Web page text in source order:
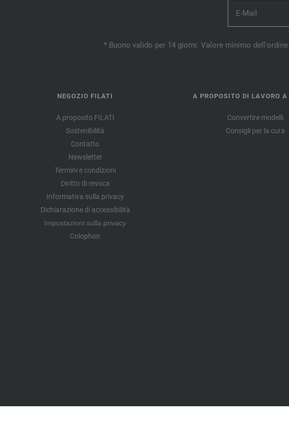
* Buono valido per 14 giorni. Valore minimo
NEGOZIO FILATI
A proposito FILATI
Sostenibilità
Contatto
Newsletter
Termini e condizioni
Diritto di revoca
Informativa sulla privacy
Dichiarazione di accessibilità
Impostazioni sulla privacy
Colophon
A PROPOSITO DI LAVORO
Convertire modelli
Consigli per la cura